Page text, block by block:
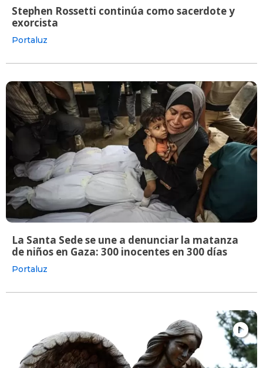
Stephen Rossetti continúa como sacerdote y
exorcista
Portaluz
La Santa Sede se une a denunciar la matanza
de niños en Gaza: 300 inocentes en 300 días
Portaluz